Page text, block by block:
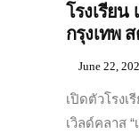
โรงเรียน
กรุงเทพ
June 22,
เปิดตัวโรงเ
เวิลด์คลาส